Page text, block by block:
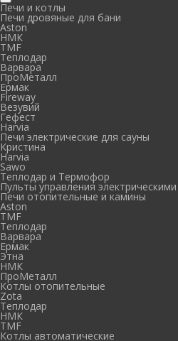
Печи и котлы
Печи дровяные для бани
Aston
НМК
TMF
Теплодар
Варвара
ПроМеталл
Ермак
Fireway
Везувий
Гефест
Harvia
Печи электрические для сауны
Кристина
Harvia
Sawo
Теплодар и Термофор
Пульты управления
Печи отопительные и камины
Aston
TMF
Теплодар
Варвара
Ермак
Этна
НМК
ПроМеталл
Котлы отопительные
Zota
Теплодар
НМК
TMF
Котлы автоматические